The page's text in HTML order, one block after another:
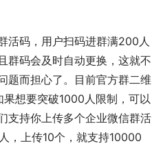
活码，用户扫码进群满200人
群码会及时自动更换，这就不
题而担心了。目前官方群二维
想要突破1000人限制，可以
支持你上传多个企业微信群活
，上传10个，就支持10000